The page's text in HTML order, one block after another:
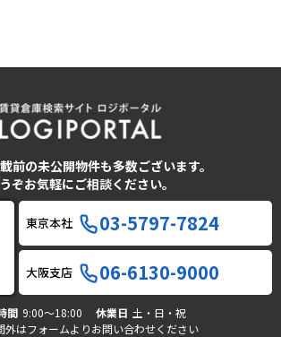
前の未公開物件も多数ございます。
ぞお気軽にご相談ください。
東京本社 03-5797-7824
大阪支店 06-6130-9000
間 9:00〜18:00 休業日 土・日・祝
外はフォームよりお問い合わせください